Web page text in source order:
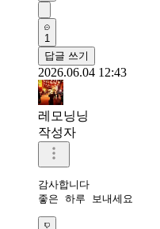
1
답글 쓰기
2026.06.04 12:43
레모닝닝
작성자
감사합니다
좋은 하루 보내세요